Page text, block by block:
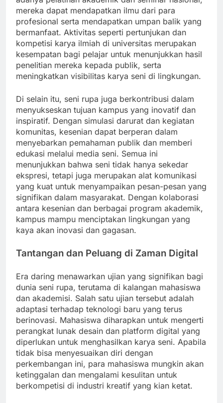
mereka dapat mendapatkan ilmu dari para
profesional serta mendapatkan umpan balik yang
bermanfaat. Aktivitas seperti pertunjukan dan
kompetisi karya ilmiah di universitas merupakan
kesempatan bagi pelajar untuk menunjukkan hasil
penelitian mereka kepada publik, serta
meningkatkan visibilitas karya seni di lingkungan.
Di selain itu, seni rupa juga berkontribusi dalam
menyukseskan tujuan kampus yang inovatif dan
inspiratif. Dengan simulasi darurat dan kegiatan
komunitas, kesenian dapat berperan dalam
menyebarkan pemahaman publik dan memberi
edukasi melalui media seni. Semua ini
menunjukkan bahwa seni tidak hanya sekedar
ekspresi, tetapi juga merupakan alat komunikasi
yang kuat untuk menyampaikan pesan-pesan yang
signifikan dalam masyarakat. Dengan kolaborasi
antara kesenian dan berbagai program akademik,
kampus mampu menciptakan lingkungan yang
kaya akan inovasi dan gagasan.
Tantangan dan Peluang di Zaman Digital
Era daring menawarkan ujian yang signifikan bagi
dunia seni rupa, terutama di kalangan mahasiswa
dan akademisi. Salah satu ujian tersebut adalah
adaptasi terhadap teknologi baru yang terus
berinovasi. Mahasiswa diharapkan untuk mengerti
perangkat lunak desain dan platform digital yang
diperlukan untuk menghasilkan karya seni. Apabila
tidak bisa menyesuaikan diri dengan
perkembangan ini, para mahasiswa mungkin akan
ketinggalan dan mengalami kesulitan untuk
berkompetisi di industri kreatif yang kian ketat.